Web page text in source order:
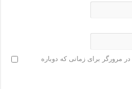
مرورگر برای زمانی که دوباره